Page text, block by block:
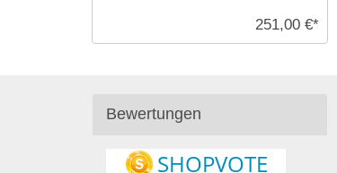
251,00 €*
Bewertungen